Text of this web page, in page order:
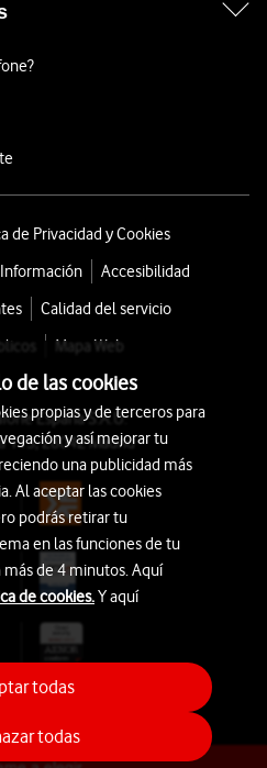
de Privacidad y Cookies
Accesibilidad
Calidad del servicio
Mapa Web
España S.A.U.
115, 28042 Madrid
de las cookies
propias y de terceros para
y así mejorar tu
una publicidad más
Al aceptar las cookies
podrás retirar tu
en las funciones de tu
de 4 minutos. Aquí
de cookies.Y aquí
todas
todas